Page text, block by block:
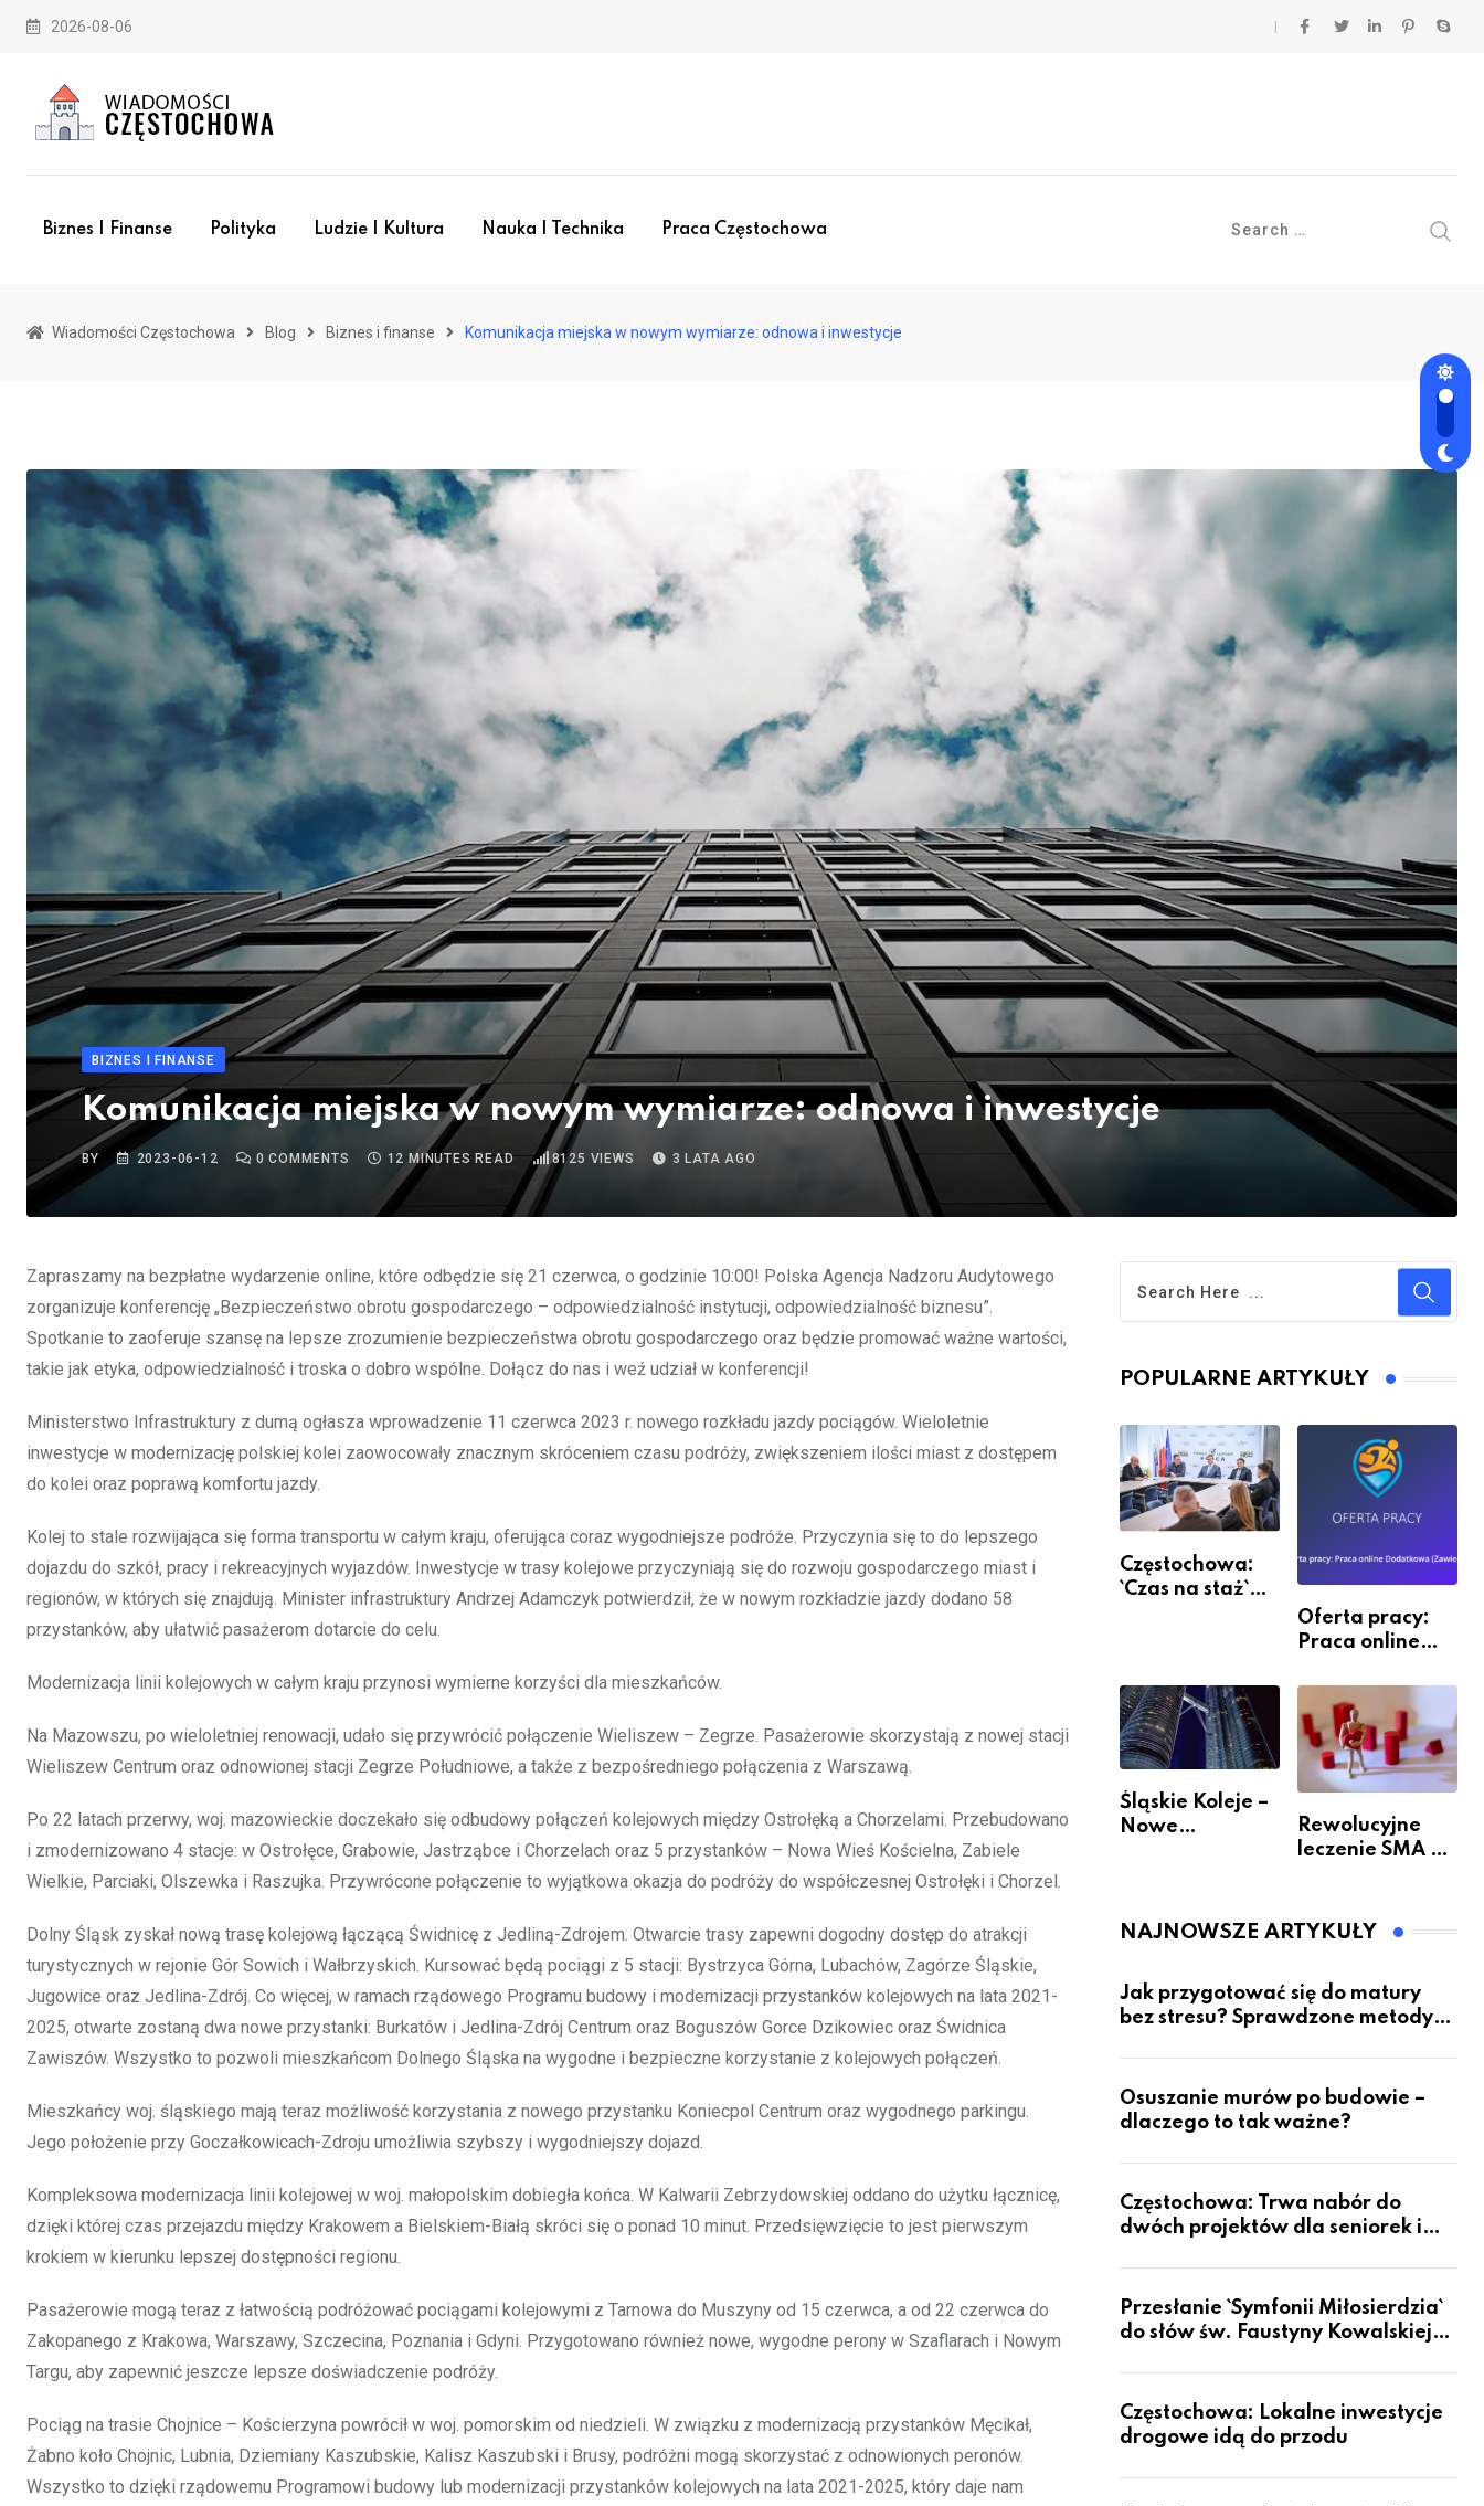
Skip
2026-08-06
Biznes I Finanse Polityka Ludzie I Kultura Nauka I Technika Praca Częstochowa
Wiadomości Częstochowa Blog Biznes i finanse Komunikacja miejska w nowym wymiarze: odnowa i inwestycje
BIZNES I FINANSE
Komunikacja miejska w nowym wymiarze: odnowa i inwestycje
BY 2023-06-12 0 COMMENTS 12 MINUTES READ 8125 VIEWS 3 LATA AGO
Zapraszamy na bezpłatne wydarzenie online, które odbędzie się 21 czerwca, o godzinie 10:00! Polska Agencja Nadzoru Audytowego
zorganizuje konferencję „Bezpieczeństwo obrotu gospodarczego – odpowiedzialność instytucji, odpowiedzialność biznesu”.
Spotkanie to zaoferuje szansę na lepsze zrozumienie bezpieczeństwa obrotu gospodarczego oraz będzie promować ważne wartości,
takie jak etyka, odpowiedzialność i troska o dobro wspólne. Dołącz do nas i weź udział w konferencji!
Ministerstwo Infrastruktury z dumą ogłasza wprowadzenie 11 czerwca 2023 r. nowego rozkładu jazdy pociągów. Wieloletnie
inwestycje w modernizację polskiej kolei zaowocowały znacznym skróceniem czasu podróży, zwiększeniem ilości miast z dostępem
do kolei oraz poprawą komfortu jazdy.
Kolej to stale rozwijająca się forma transportu w całym kraju, oferująca coraz wygodniejsze podróże. Przyczynia się to do lepszego
dojazdu do szkół, pracy i rekreacyjnych wyjazdów. Inwestycje w trasy kolejowe przyczyniają się do rozwoju gospodarczego miast i
regionów, w których się znajdują. Minister infrastruktury Andrzej Adamczyk potwierdził, że w nowym rozkładzie jazdy dodano 58
przystanków, aby ułatwić pasażerom dotarcie do celu.
Modernizacja linii kolejowych w całym kraju przynosi wymierne korzyści dla mieszkańców.
Na Mazowszu, po wieloletniej renowacji, udało się przywrócić połączenie Wieliszew – Zegrze. Pasażerowie skorzystają z nowej stacji
Wieliszew Centrum oraz odnowionej stacji Zegrze Południowe, a także z bezpośredniego połączenia z Warszawą.
Po 22 latach przerwy, woj. mazowieckie doczekało się odbudowy połączeń kolejowych między Ostrołęką a Chorzelami. Przebudowano
i zmodernizowano 4 stacje: w Ostrołęce, Grabowie, Jastrząbce i Chorzelach oraz 5 przystanków – Nowa Wieś Kościelna, Zabiele
Wielkie, Parciaki, Olszewka i Raszujka. Przywrócone połączenie to wyjątkowa okazja do podróży do współczesnej Ostrołęki i Chorzel.
Dolny Śląsk zyskał nową trasę kolejową łączącą Świdnicę z Jedliną-Zdrojem. Otwarcie trasy zapewni dogodny dostęp do atrakcji
turystycznych w rejonie Gór Sowich i Wałbrzyskich. Kursować będą pociągi z 5 stacji: Bystrzyca Górna, Lubachów, Zagórze Śląskie,
Jugowice oraz Jedlina-Zdrój. Co więcej, w ramach rządowego Programu budowy i modernizacji przystanków kolejowych na lata 2021-
2025, otwarte zostaną dwa nowe przystanki: Burkatów i Jedlina-Zdrój Centrum oraz Boguszów Gorce Dzikowiec oraz Świdnica
Zawiszów. Wszystko to pozwoli mieszkańcom Dolnego Śląska na wygodne i bezpieczne korzystanie z kolejowych połączeń.
Mieszkańcy woj. śląskiego mają teraz możliwość korzystania z nowego przystanku Koniecpol Centrum oraz wygodnego parkingu.
Jego położenie przy Goczałkowicach-Zdroju umożliwia szybszy i wygodniejszy dojazd.
Kompleksowa modernizacja linii kolejowej w woj. małopolskim dobiegła końca. W Kalwarii Zebrzydowskiej oddano do użytku łącznicę,
dzięki której czas przejazdu między Krakowem a Bielskiem-Białą skróci się o ponad 10 minut. Przedsięwzięcie to jest pierwszym
krokiem w kierunku lepszej dostępności regionu.
Pasażerowie mogą teraz z łatwością podróżować pociągami kolejowymi z Tarnowa do Muszyny od 15 czerwca, a od 22 czerwca do
Zakopanego z Krakowa, Warszawy, Szczecina, Poznania i Gdyni. Przygotowano również nowe, wygodne perony w Szaflarach i Nowym
Targu, aby zapewnić jeszcze lepsze doświadczenie podróży.
Pociąg na trasie Chojnice – Kościerzyna powrócił w woj. pomorskim od niedzieli. W związku z modernizacją przystanków Męcikał,
Żabno koło Chojnic, Lubnia, Dziemiany Kaszubskie, Kalisz Kaszubski i Brusy, podróżni mogą skorzystać z odnowionych peronów.
Wszystko to dzięki rządowemu Programowi budowy lub modernizacji przystanków kolejowych na lata 2021-2025, który daje nam
POPULARNE ARTYKUŁY
Częstochowa:
`Czas na staż`
Oferta pracy:
Praca online
(Zawiercie)
Śląskie Koleje –
Nowe
Rewolucyjne
leczenie SMA –
pacjentów?
NAJNOWSZE ARTYKUŁY
Jak przygotować się do matury
bez stresu? Sprawdzone metody
Osuszanie murów po budowie –
dlaczego to tak ważne?
Częstochowa: Trwa nabór do
dwóch projektów dla seniorek i
Przesłanie `Symfonii Miłosierdzia`
do słów św. Faustyny Kowalskiej
Częstochowa: Lokalne inwestycje
drogowe idą do przodu